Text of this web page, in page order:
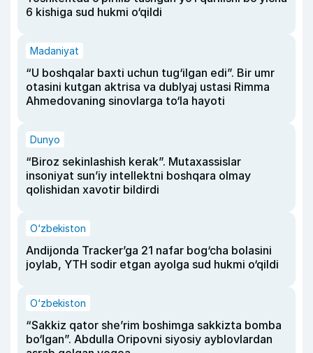
6 kishiga sud hukmi o‘qildi
Madaniyat
“U boshqalar baxti uchun tug‘ilgan edi”. Bir umr
otasini kutgan aktrisa va dublyaj ustasi Rimma
Ahmedovaning sinovlarga to‘la hayoti
Dunyo
“Biroz sekinlashish kerak”. Mutaxassislar
insoniyat sun’iy intellektni boshqara olmay
qolishidan xavotir bildirdi
O‘zbekiston
Andijonda Tracker’ga 21 nafar bog‘cha bolasini
joylab, YTH sodir etgan ayolga sud hukmi o‘qildi
O‘zbekiston
“Sakkiz qator she’rim boshimga sakkizta bomba
bo‘lgan”. Abdulla Oripovni siyosiy ayblovlardan